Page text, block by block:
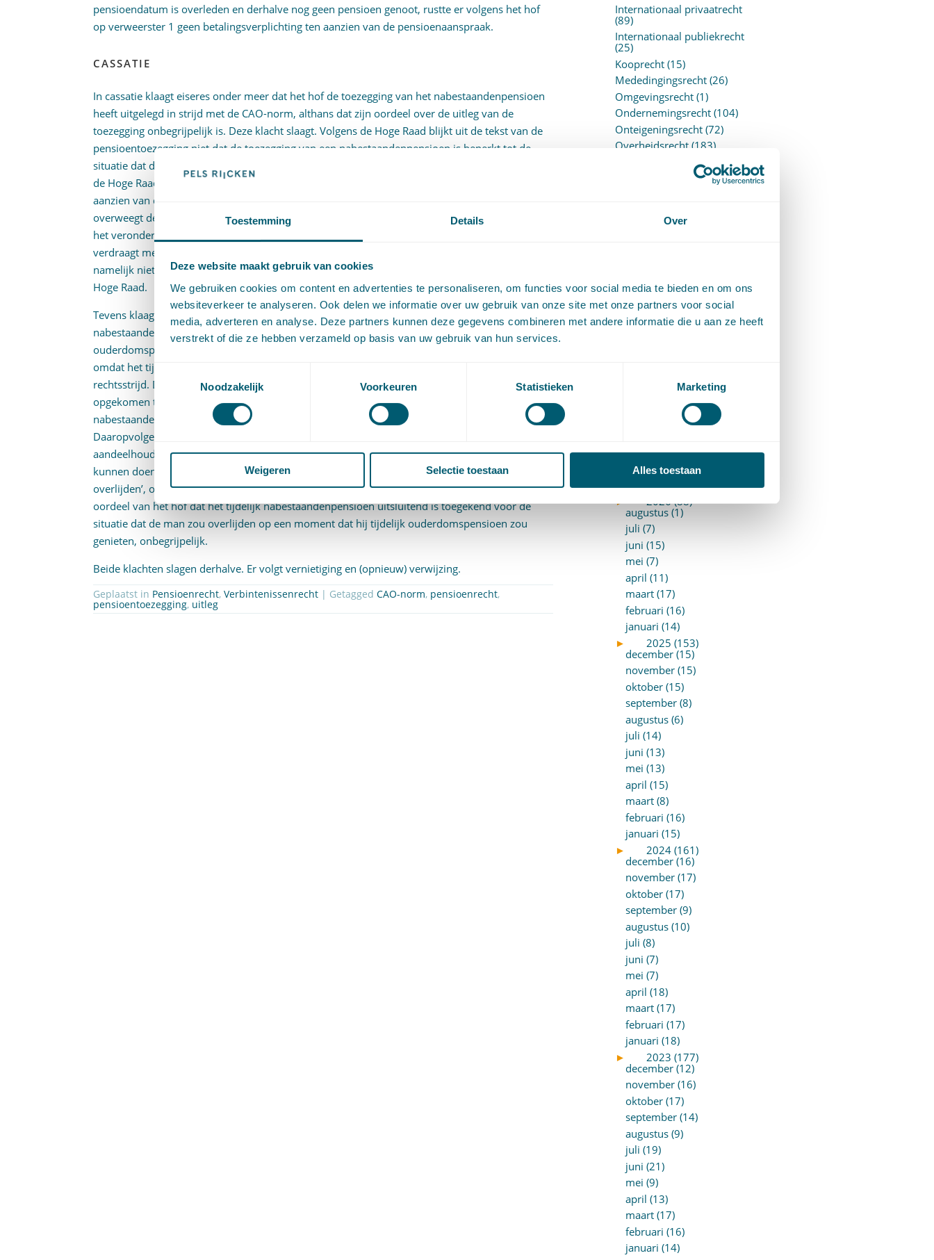
Toestemming Details Over
Deze website maakt gebruik van cookies
We gebruiken cookies om content en advertenties te personaliseren, om functies voor social media te bieden en om ons
websiteverkeer te analyseren. Ook delen we informatie over uw gebruik van onze site met onze partners voor social
media, adverteren en analyse. Deze partners kunnen deze gegevens combineren met andere informatie die u aan ze heeft
verstrekt of die ze hebben verzameld op basis van uw gebruik van hun services.
Noodzakelijk
Voorkeuren Statistieken Marketing
Weigeren Selectie toestaan Alles toestaan
pensioendatum is overleden en derhalve nog geen pensioen genoot, rustte er volgens het hof
op verweerster 1 geen betalingsverplichting ten aanzien van de pensioenaanspraak.
CASSATIE
In cassatie klaagt eiseres onder meer dat het hof de toezegging van het nabestaandenpensioen
heeft uitgelegd in strijd met de CAO-norm, althans dat zijn oordeel over de uitleg van de
toezegging onbegrijpelijk is. Deze klacht slaagt. Volgens de Hoge Raad blijkt uit de tekst van de
pensioentoezegging niet dat de toezegging van een nabestaandenpensioen is beperkt tot de
situatie dat de ondernemer zou overlijden na zijn pensioendatum. Tegen die achtergrond acht
de Hoge Raad het oordeel van het hof dat op verweerster 1 geen betalingsverplichting rustte ten
aanzien van de door de weduwe gestelde pensioenaanspraak onbegrijpelijk. Daarnaast
overweegt de Hoge Raad dat het hof niet duidelijk heeft gemaakt hoe het rekening houden met
het verondersteld fiscaal rationeel handelen van de ondernemer en verweerster 1 zich
verdraagt met de uitleg van de toezegging naar de CAO-norm. Uit de pensioentoezegging blijkt
namelijk niet dat fiscale overwegingen een rol hebben gespeeld bij de toezegging, aldus de
Hoge Raad.
Tevens klaagde eiseres over het oordeel van het hof dat zij ook geen recht heeft op
nabestaandenpensioen voor zover dit het aan de ondernemer toegezegd tijdelijk extra-
ouderdomspensioen betreft. Verweersters stelden dat eiseres geen belang had bij deze klacht,
omdat het tijdelijk nabestaandenpensioen geen onderdeel meer zou uitmaken van de
rechtsstrijd. De Hoge Raad is hier niet in meegegaan. Verweersters zijn in cassatie immers niet
opgekomen tegen het uitgangspunt van het hof dat een aanspraak op het tijdelijk
nabestaandenpensioen (nog) onderdeel uitmaakte van de rechtsstrijd na verwijzing.
Daaropvolgend overweegt de Hoge Raad dat uit de volledige tekst van het
aandeelhoudersbesluit blijkt dat de toezegging verwijst naar verschillende situaties die zich voor
kunnen doen. De aanspraak op het tijdelijk nabestaandenpensioen gaat in ‘terstond na
overlijden’, ongeacht wanneer dit plaatsvindt. Hiervan uitgaande acht de Hoge Raad ook het
oordeel van het hof dat het tijdelijk nabestaandenpensioen uitsluitend is toegekend voor de
situatie dat de man zou overlijden op een moment dat hij tijdelijk ouderdomspensioen zou
genieten, onbegrijpelijk.
Beide klachten slagen derhalve. Er volgt vernietiging en (opnieuw) verwijzing.
Geplaatst in Pensioenrecht,Verbintenissenrecht | GetaggedCAO-norm, pensioenrecht,
pensioentoezegging, uitleg
Internationaal privaatrecht
(89)
Internationaal publiekrecht
(25)
Kooprecht(15)
Mededingingsrecht(26)
Omgevingsrecht(1)
Ondernemingsrecht(104)
Onteigeningsrecht(72)
Overheidsrecht(183)
(27)
Personen- en familierecht
(28)
Strafrecht(12)
Verbintenissenrecht(323)
Vermogensrecht algemeen
(14)
Wvggz – Wzd (Wet Bopz
ARCHIEF
►
2026 (88)
augustus (1)
juli (7)
juni (15)
mei (7)
april (11)
maart (17)
februari (16)
januari (14)
►
2025 (153)
december (15)
november (15)
oktober (15)
september (8)
augustus (6)
juli (14)
juni (13)
mei (13)
april (15)
maart (8)
februari (16)
januari (15)
►
2024 (161)
december (16)
november (17)
oktober (17)
september (9)
augustus (10)
juli (8)
juni (7)
mei (7)
april (18)
maart (17)
februari (17)
januari (18)
►
2023 (177)
december (12)
november (16)
oktober (17)
september (14)
augustus (9)
juli (19)
juni (21)
mei (9)
april (13)
maart (17)
februari (16)
januari (14)